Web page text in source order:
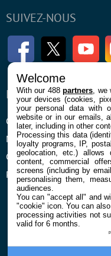
SUIVEZ-NOUS
FacebookTwitter
ENTREPRISE
Qui sommes nous
Mentions légales et CGU
Confidentialité et Cookies
Préférences cookies
Welcome
With our 488partners ,
your devices (cookies,
your personal data with
website or in our emails,
later, including in other
Processing this data
loyalty programs, IP,
geolocation, etc.) allows
content, commercial
screens (including by
personalising them,
audiences.
You can "accept all" and
"cookie" icon. You can
processing activities not
valid for 6 months.